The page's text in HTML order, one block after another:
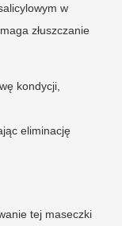
w
złuszczanie
kondycji,
eliminację
tej maseczki